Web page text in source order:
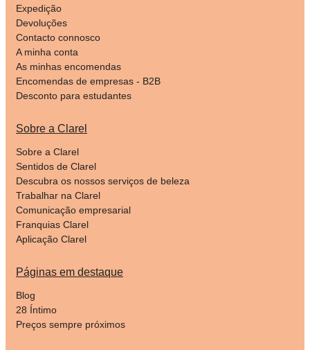
Expedição
Devoluções
Contacto connosco
A minha conta
As minhas encomendas
Encomendas de empresas - B2B
Desconto para estudantes
Sobre a Clarel
Sobre a Clarel
Sentidos de Clarel
Descubra os nossos serviços de beleza
Trabalhar na Clarel
Comunicação empresarial
Franquias Clarel
Aplicação Clarel
Páginas em destaque
Blog
28 Íntimo
Preços sempre próximos